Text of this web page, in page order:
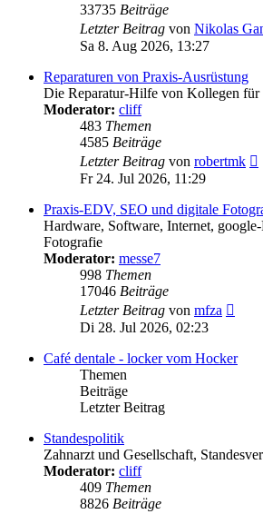
33735 Beiträge
Letzter Beitrag von Nikolas
Sa 8. Aug 2026, 13:27
Reparaturen von Praxis-Ausrüstung
Die Reparatur-Hilfe von Kollegen für
Moderator: cliff
483 Themen
4585 Beiträge
Letzter Beitrag von robertmk
Fr 24. Jul 2026, 11:29
Praxis-EDV, SEO und digitale
Hardware, Software, Internet,
Fotografie
Moderator: messe7
998 Themen
17046 Beiträge
Letzter Beitrag von mfza
Di 28. Jul 2026, 02:23
Café dentale - locker vom Hocker
Themen
Beiträge
Letzter Beitrag
Standespolitik
Zahnarzt und Gesellschaft,
Moderator: cliff
409 Themen
8826 Beiträge